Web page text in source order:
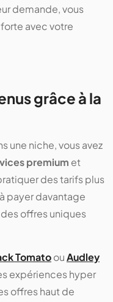
demande, vous
avec votre
grâce à la
une niche, vous avez
premium et
des tarifs plus
payer davantage
offres uniques
TomatoouAudley
expériences hyper
offres haut de